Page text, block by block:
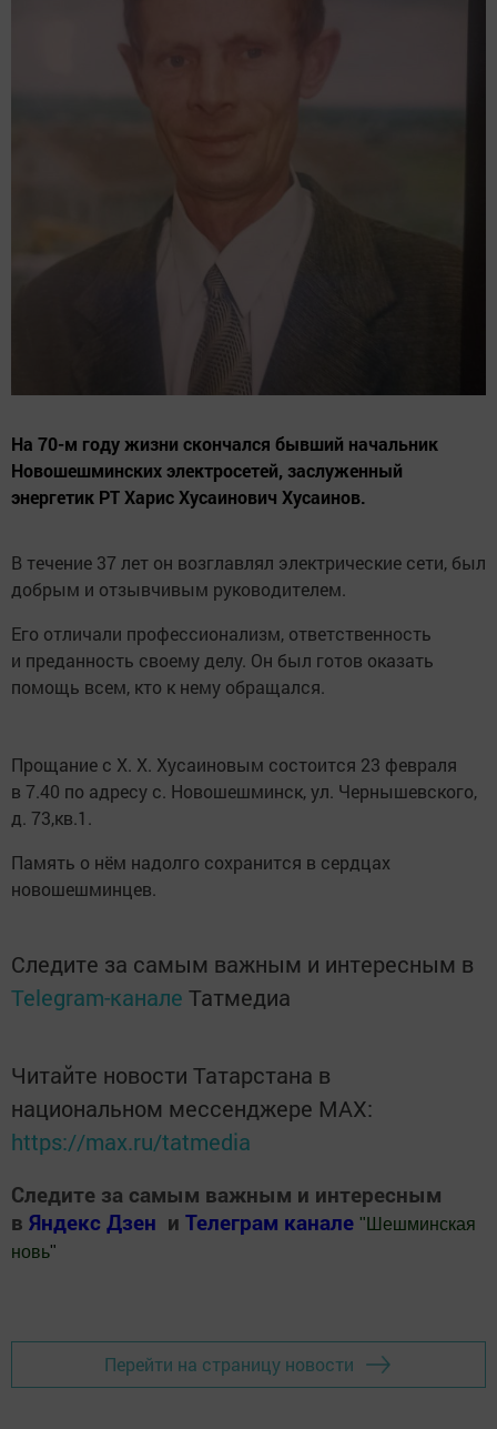
На 70-м году жизни скончался бывший начальник
Новошешминских электросетей, заслуженный
энергетик РТ Харис Хусаинович Хусаинов.
В течение 37 лет он возглавлял электрические сети, был
добрым и отзывчивым руководителем.
Его отличали профессионализм, ответственность
и преданность своему делу. Он был готов оказать
помощь всем, кто к нему обращался.
Прощание с Х. Х. Хусаиновым состоится 23 февраля
в 7.40 по адресу с. Новошешминск, ул. Чернышевского,
д. 73,кв.1.
Память о нём надолго сохранится в сердцах
новошешминцев.
Следите за самым важным и интересным в
Telegram-канале Татмедиа
Читайте новости Татарстана в
национальном мессенджере MАХ:
https://max.ru/tatmedia
Следите за самым важным и интересным
в Яндекс Дзен и Телеграм канале " Шешминская
новь"
Перейти на страницу новости